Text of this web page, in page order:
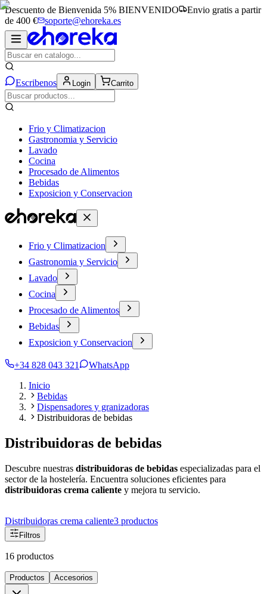
Descuento de Bienvenida 5% BIENVENIDO
Envio gratis a partir
de 400 €
soporte@ehoreka.es
Escribenos Login Carrito
Frio y Climatizacion
Gastronomia y Servicio
Lavado
Cocina
Procesado de Alimentos
Bebidas
Exposicion y Conservacion
Frio y Climatizacion
Gastronomia y Servicio
Lavado
Cocina
Procesado de Alimentos
Bebidas
Exposicion y Conservacion
+34 828 043 321
WhatsApp
Inicio
Bebidas
Dispensadores y granizadoras
Distribuidoras de bebidas
Distribuidoras de bebidas
Descubre nuestras distribuidoras de bebidas especializadas para el
sector de la hostelería. Encuentra soluciones eficientes para
distribuidoras crema caliente y mejora tu servicio.
Distribuidoras crema caliente3 productos
Filtros
16 productos
Productos Accesorios